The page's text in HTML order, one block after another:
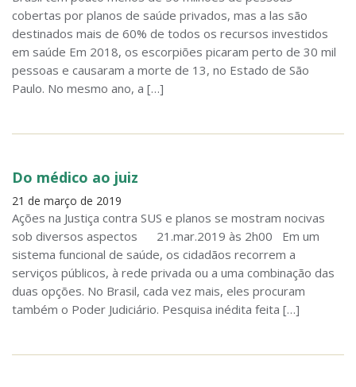
cobertas por planos de saúde privados, mas a las são
destinados mais de 60% de todos os recursos investidos
em saúde Em 2018, os escorpiões picaram perto de 30 mil
pessoas e causaram a morte de 13, no Estado de São
Paulo. No mesmo ano, a […]
Do médico ao juiz
21 de março de 2019
Ações na Justiça contra SUS e planos se mostram nocivas
sob diversos aspectos 21.mar.2019 às 2h00 Em um
sistema funcional de saúde, os cidadãos recorrem a
serviços públicos, à rede privada ou a uma combinação das
duas opções. No Brasil, cada vez mais, eles procuram
também o Poder Judiciário. Pesquisa inédita feita […]